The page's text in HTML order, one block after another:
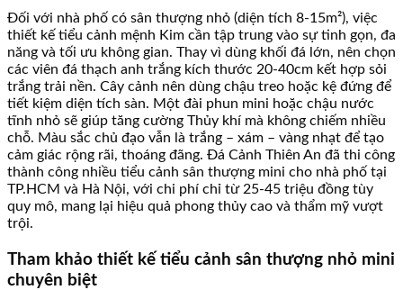
Đối với nhà phố có sân thượng nhỏ (diện tích 8-15m²), việc
thiết kế tiểu cảnh mệnh Kim cần tập trung vào sự tinh gọn, đa
năng và tối ưu không gian. Thay vì dùng khối đá lớn, nên chọn
các viên đá thạch anh trắng kích thước 20-40cm kết hợp sỏi
trắng trải nền. Cây cảnh nên dùng chậu treo hoặc kệ đứng để
tiết kiệm diện tích sàn. Một đài phun mini hoặc chậu nước
tĩnh nhỏ sẽ giúp tăng cường Thủy khí mà không chiếm nhiều
chỗ. Màu sắc chủ đạo vẫn là trắng – xám – vàng nhạt để tạo
cảm giác rộng rãi, thoáng đãng. Đá Cảnh Thiên An đã thi công
thành công nhiều tiểu cảnh sân thượng mini cho nhà phố tại
TP.HCM và Hà Nội, với chi phí chỉ từ 25-45 triệu đồng tùy
quy mô, mang lại hiệu quả phong thủy cao và thẩm mỹ vượt
trội.
Tham khảo thiết kế tiểu cảnh sân thượng nhỏ mini
chuyên biệt